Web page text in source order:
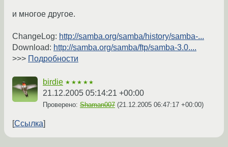
и многое другое.
ChangeLog: http://samba.org/samba/history/samba-...
Download: http://samba.org/samba/ftp/samba-3.0....
>>> Подробности
birdie ★★★★★
21.12.2005 05:14:21 +00:00
Проверено: Shaman007 (21.12.2005 06:47:17 +00:00)
Ссылка